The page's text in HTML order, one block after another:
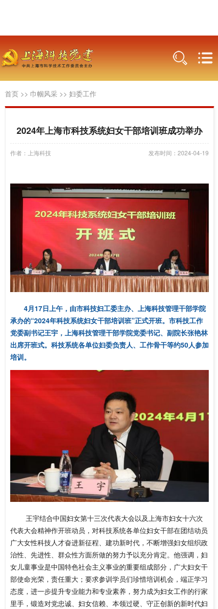
首页 >> 巾帼风采 >> 妇委工作
2024年上海市科技系统妇女干部培训班成功举办
作者：上海科技 发布时间：2024-04-19
4月17日上午，由市科技妇工委主办、上海科技管理干部学院
承办的“2024年科技系统妇女干部培训班”正式开班。市科技工作
党委副书记王宇，上海科技管理干部学院党委书记、副院长张艳林
出席开班式。科技系统各单位妇委负责人、工作骨干等约50人参加
培训。
王宇结合中国妇女第十三次代表大会以及上海市妇女十六次
代表大会精神作开班动员，对科技系统各单位妇女干部在团结动员
广大女性科技人才奋进新征程、建功新时代，不断增强妇女组织政
治性、先进性、群众性方面所做的努力予以充分肯定。他强调，妇
女儿童事业是中国特色社会主义事业的重要组成部分，广大妇女干
部使命光荣，责任重大；要求参训学员们珍惜培训机会，端正学习
态度，进一步提升专业能力和专业素养，努力成为妇女工作的行家
里手，锻造对党忠诚、妇女信赖、本领过硬、守正创新的新时代妇